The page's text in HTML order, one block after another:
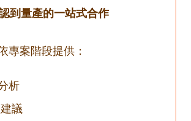
到量產的一站式合作
專案階段提供：
析
議